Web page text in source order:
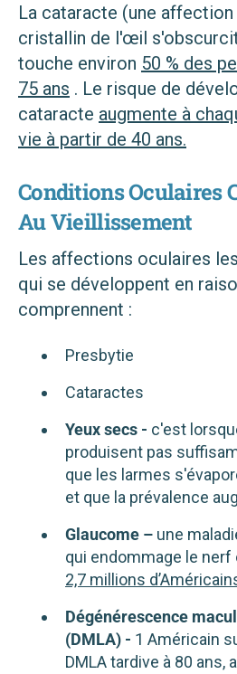
La cataracte (une
cristallin de l'œil
touche environ 50 % des
75 ans . Le risque de
cataracte augmente à
vie à partir de 40 ans.
Conditions Oculaires
Au Vieillissement
Les affections oculaires
qui se développent en
comprennent :
Presbytie
Cataractes
Yeux secs - c'est
produisent pas
que les larmes
et que la prévalence
Glaucome – une
qui endommage le nerf
2,7 millions
Dégénérescence
(DMLA) - 1 Américain
DMLA tardive à 80 ans,